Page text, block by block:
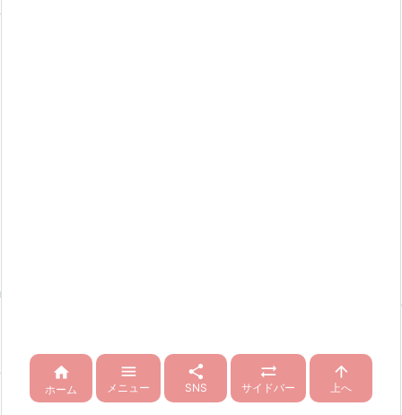

ホーム

メニュー

SNS

サイドバー

上へ